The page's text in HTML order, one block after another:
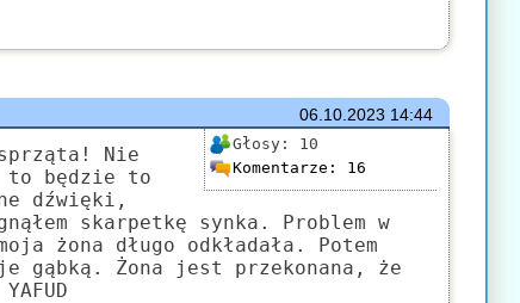
06.10.2023 14:44
Głosy: 10
Komentarze: 16
Nie
to będzie to
dźwięki,
skarpetkę synka. Problem w
żona długo odkładała. Potem
je gąbką. Żona jest przekonana, że